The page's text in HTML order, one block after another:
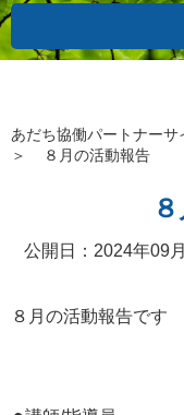
あだち協働パートナーサ
＞
８月の活動報告
公開日：2024年09
８月の活動報告です